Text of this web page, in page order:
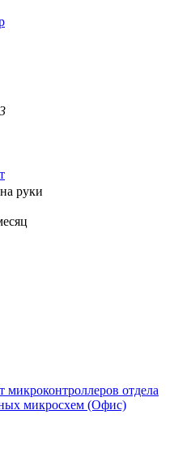
3
на руки
отдела
микросхем (Офис)